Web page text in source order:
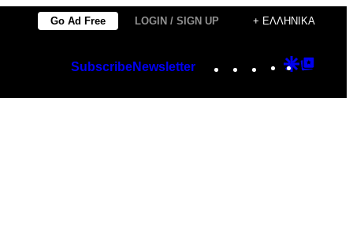
Go Ad Free LOGIN / SIGN UP + ΕΛΛΗΝΙΚΆ
SubscribeNewsletter Instagram
TikTok
YouTube
Google